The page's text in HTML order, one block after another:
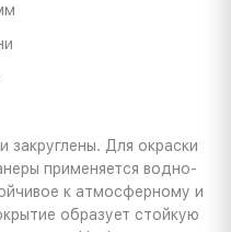
Для окраски
применяется водно-
к атмосферному и
образует стойкую